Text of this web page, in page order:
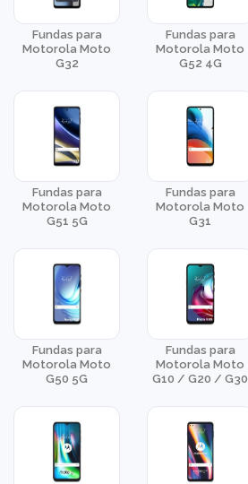
Fundas para
Motorola Moto
G32
Fundas para
Motorola Moto
G52 4G
Fundas para
Motorola Moto
G51 5G
Fundas para
Motorola Moto
G31
Fundas para
Motorola Moto
G50 5G
Fundas para
Motorola Moto
G10 / G20 / G30